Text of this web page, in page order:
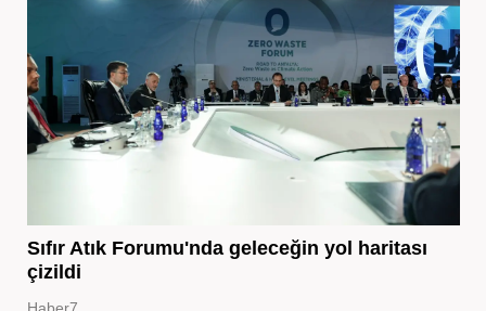
Sıfır Atık Forumu'nda geleceğin yol haritası
çizildi